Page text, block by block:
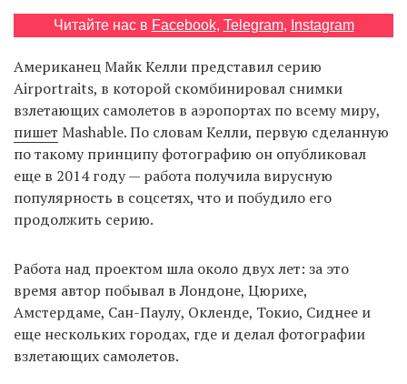
EN
UA
Читайте нас в Facebook, Telegram, Instagram
Американец Майк Келли представил серию
Airportraits, в которой скомбинировал снимки
взлетающих самолетов в аэропортах по всему миру,
пишет Mashable. По словам Келли, первую сделанную
по такому принципу фотографию он опубликовал
еще в 2014 году — работа получила вирусную
популярность в соцсетях, что и побудило его
продолжить серию.
Работа над проектом шла около двух лет: за это
время автор побывал в Лондоне, Цюрихе,
Амстердаме, Сан-Паулу, Окленде, Токио, Сиднее и
еще нескольких городах, где и делал фотографии
взлетающих самолетов.